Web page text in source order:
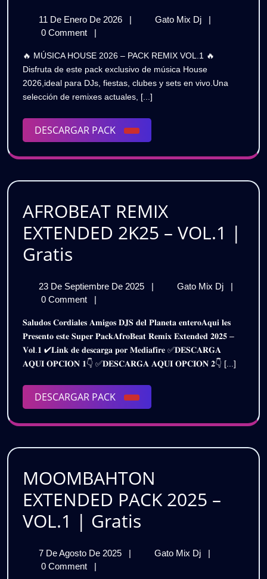
2026
–
PACK
REMIX
VOL.1
|
Gratis
11 De Enero De 2026
11
De
2026
| Gato Mix Dj
MUSICA
–
PACK
REMIX
|
0 Comment
|
🔥 MÚSICA HOUSE 2026 – PACK REMIX VOL.1 🔥
Disfruta de este pack exclusivo de música House
2026,ideal para DJs, fiestas, clubes y sets en vivo.Una
selección de remixes actuales, [...]
DESCARGAR PACK
DESCARGAR
PACK
AFROBEAT REMIX
EXTENDED 2K25 – VOL.1 |
Gratis
EXTENDED
2K25
–
VOL.1
|
Gratis
23 De Septiembre De 2025
23
De
2025
| Gato Mix Dj
2K25
–
|
|
0 Comment
|
𝐒𝐚𝐥𝐮𝐝𝐨𝐬 𝐂𝐨𝐫𝐝𝐢𝐚𝐥𝐞𝐬 𝐀𝐦𝐢𝐠𝐨𝐬 𝐃𝐉𝐒 𝐝𝐞𝐥 𝐏𝐥𝐚𝐧𝐞𝐭𝐚 𝐞𝐧𝐭𝐞𝐫𝐨𝐀𝐪𝐮𝐢 𝐥𝐞𝐬
𝐏𝐫𝐞𝐬𝐞𝐧𝐭𝐨 𝐞𝐬𝐭𝐞 𝐒𝐮𝐩𝐞𝐫 𝐏𝐚𝐜𝐤𝐀𝐟𝐫𝐨𝐁𝐞𝐚𝐭 𝐑𝐞𝐦𝐢𝐱 𝐄𝐱𝐭𝐞𝐧𝐝𝐞𝐝 𝟐𝟎𝟐𝟓 –
𝐕𝐨𝐥.𝟏 ✔𝐋𝐢𝐧𝐤 𝐝𝐞 𝐝𝐞𝐬𝐜𝐚𝐫𝐠𝐚 𝐩𝐨𝐫 𝐌𝐞𝐝𝐢𝐚𝐟𝐢𝐫𝐞 ✅𝐃𝐄𝐒𝐂𝐀𝐑𝐆𝐀
𝐀𝐐𝐔𝐈 𝐎𝐏𝐂𝐈𝐎𝐍 𝟏👇 ✅𝐃𝐄𝐒𝐂𝐀𝐑𝐆𝐀 𝐀𝐐𝐔𝐈 𝐎𝐏𝐂𝐈𝐎𝐍 𝟐👇 [...]
DESCARGAR PACK
DESCARGAR
PACK
MOOMBAHTON
EXTENDED PACK 2025 –
VOL.1 | Gratis
PACK
7 De Agosto De 2025 | Gato Mix Dj
|
0 Comment
|